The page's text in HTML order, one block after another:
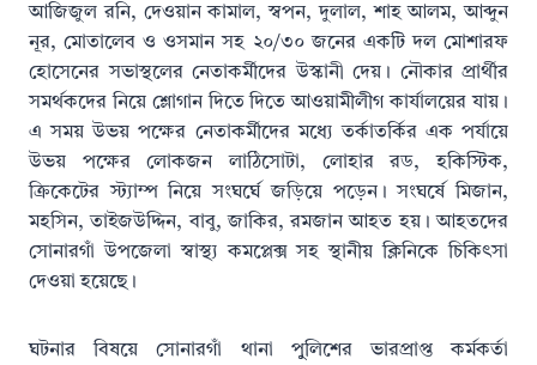
আজিজুল রনি, দেওয়ান কামাল, স্বপন, দুলাল, শাহ আলম, আব্দুন
নূর, মোতালেব ও ওসমান সহ ২০/৩০ জনের একটি দল মোশারফ
হোসেনের সভাস্থলের নেতাকর্মীদের উস্কানী দেয়। নৌকার প্রার্থীর
সমর্থকদের নিয়ে শ্লোগান দিতে দিতে আওয়ামীলীগ কার্যালয়ের যায়।
এ সময় উভয় পক্ষের নেতাকর্মীদের মধ্যে তর্কাতর্কির এক পর্যায়ে
উভয় পক্ষের লোকজন লাঠিসোটা, লোহার রড, হকিস্টিক,
ক্রিকেটের স্ট্যাম্প নিয়ে সংঘর্ঘে জড়িয়ে পড়েন। সংঘর্ষে মিজান,
মহসিন, তাইজউদ্দিন, বাবু, জাকির, রমজান আহত হয়। আহতদের
সোনারগাঁ উপজেলা স্বাস্থ্য কমপ্লেক্স সহ স্থানীয় ক্লিনিকে চিকিৎসা
দেওয়া হয়েছে।
ঘটনার বিষয়ে সোনারগাঁ থানা পুুলিশের ভারপ্রাপ্ত কর্মকর্তা